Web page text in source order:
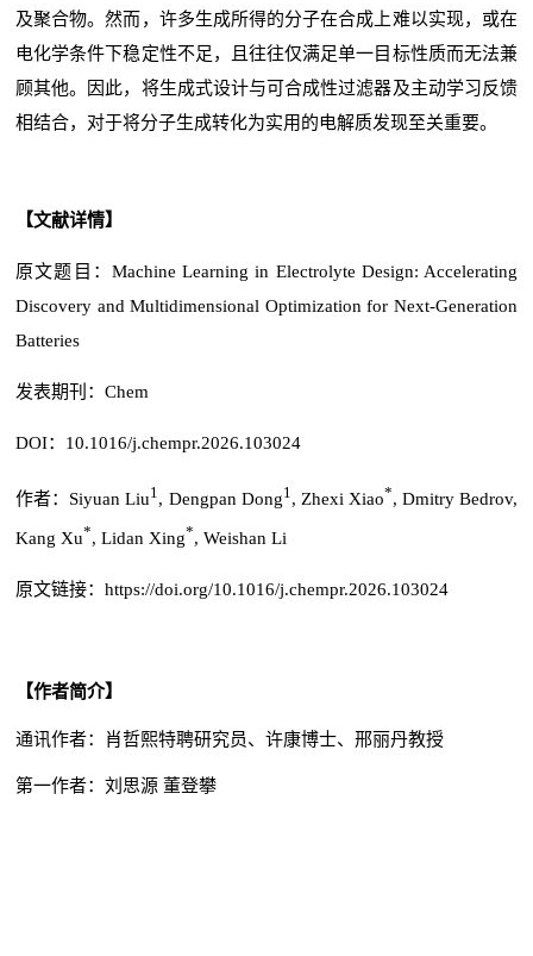
及聚合物。然而，许多生成所得的分子在合成上难以实现，或在
电化学条件下稳定性不足，且往往仅满足单一目标性质而无法兼
顾其他。因此，将生成式设计与可合成性过滤器及主动学习反馈
相结合，对于将分子生成转化为实用的电解质发现至关重要。
【文献详情】
原文题目：Machine Learning in Electrolyte Design: Accelerating
Discovery and Multidimensional Optimization for Next-Generation
Batteries
发表期刊： Chem
DOI：10.1016/j.chempr.2026.103024
作者： Siyuan Liu1, Dengpan Dong1, Zhexi Xiao*, Dmitry Bedrov,
Kang Xu*, Lidan Xing*, Weishan Li
原文链接：https://doi.org/10.1016/j.chempr.2026.103024
【作者简介】
通讯作者：肖哲熙特聘研究员、许康博士、邢丽丹教授
第一作者：刘思源 董登攀